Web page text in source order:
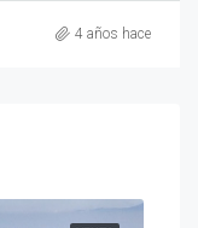
4 años hace